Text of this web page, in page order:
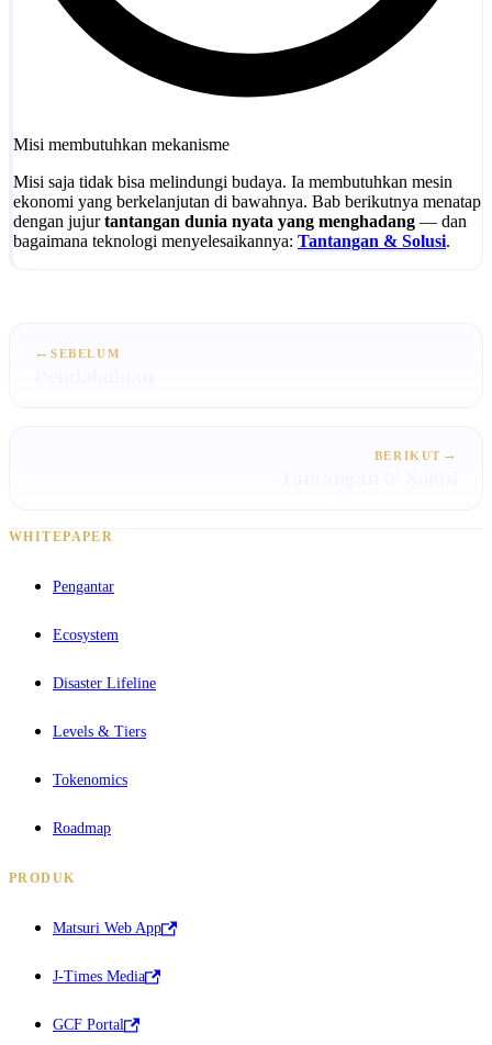
Misi membutuhkan mekanisme
Misi saja tidak bisa melindungi budaya. Ia membutuhkan mesin
ekonomi yang berkelanjutan di bawahnya. Bab berikutnya menatap
dengan jujurtantangan dunia nyata yang menghadang — dan
bagaimana teknologi menyelesaikannya: Tantangan & Solusi.
←SEBELUM
BERIKUT →
WHITEPAPER
Pengantar
Ecosystem
Disaster Lifeline
Levels & Tiers
Tokenomics
Roadmap
PRODUK
Matsuri Web App
J-Times Media
GCF Portal